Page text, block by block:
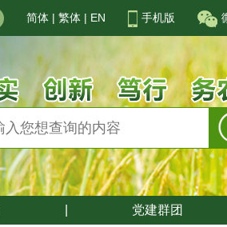
简体 | 繁体 | EN 手机版
党建群团